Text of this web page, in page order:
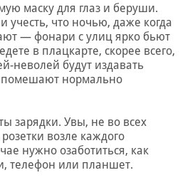
маску для глаз и беруши.
что ночью, даже когда
— фонари с улиц ярко бьют
в плацкарте, скорее всего,
неволей будут издавать
помешают нормально
зарядки. Увы, не во всех
возле каждого
нужно озаботиться, как
телефон или планшет.